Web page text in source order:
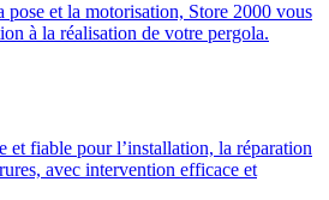
pose et la motorisation, Store 2000 vous
à la réalisation de votre pergola.
et fiable pour l’installation, la réparation
avec intervention efficace et